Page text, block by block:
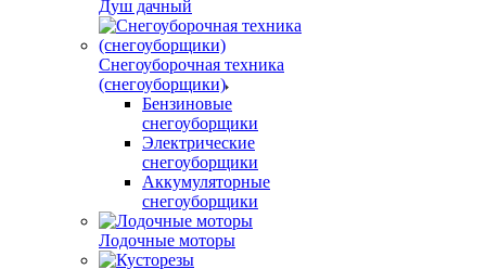
Душ дачный
Снегоуборочная техника
(снегоуборщики)
Бензиновые
снегоуборщики
Электрические
снегоуборщики
Аккумуляторные
снегоуборщики
Лодочные моторы